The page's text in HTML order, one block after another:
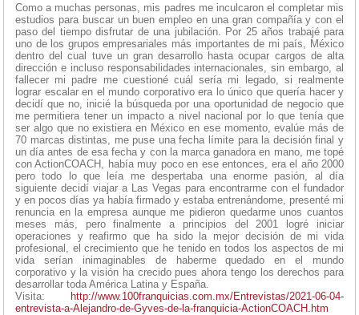
Como a muchas personas, mis padres me inculcaron el completar mis
estudios para buscar un buen empleo en una gran compañía y con el
paso del tiempo disfrutar de una jubilación. Por 25 años trabajé para
uno de los grupos empresariales más importantes de mi país, México
dentro del cual tuve un gran desarrollo hasta ocupar cargos de alta
dirección e incluso responsabilidades internacionales, sin embargo, al
fallecer mi padre me cuestioné cuál sería mi legado, si realmente
lograr escalar en el mundo corporativo era lo único que quería hacer y
decidí que no, inicié la búsqueda por una oportunidad de negocio que
me permitiera tener un impacto a nivel nacional por lo que tenía que
ser algo que no existiera en México en ese momento, evalúe más de
70 marcas distintas, me puse una fecha límite para la decisión final y
un día antes de esa fecha y con la marca ganadora en mano, me topé
con ActionCOACH, había muy poco en ese entonces, era el año 2000
pero todo lo que leía me despertaba una enorme pasión, al día
siguiente decidí viajar a Las Vegas para encontrarme con el fundador
y en pocos días ya había firmado y estaba entrenándome, presenté mi
renuncia en la empresa aunque me pidieron quedarme unos cuantos
meses más, pero finalmente a principios del 2001 logré iniciar
operaciones y reafirmo que ha sido la mejor decisión de mi vida
profesional, el crecimiento que he tenido en todos los aspectos de mi
vida serían inimaginables de haberme quedado en el mundo
corporativo y la visión ha crecido pues ahora tengo los derechos para
desarrollar toda América Latina y España.
Visita: http://www.100franquicias.com.mx/Entrevistas/2021-06-04-
entrevista-a-Alejandro-de-Gyves-de-la-franquicia-ActionCOACH.htm